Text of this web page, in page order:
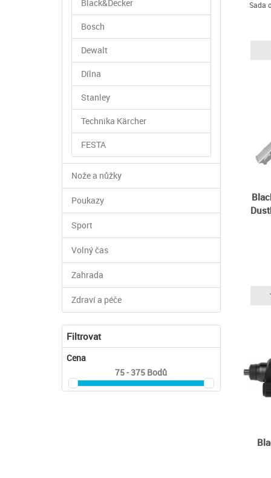
Black&Decker
Bosch
Dewalt
Dílna
Stanley
Technika Kärcher
FESTA
Nože a nůžky
Poukazy
Sport
Volný čas
Zahrada
Zdraví a péče
Filtrovat
Cena
75 - 375 Bodů
Sada